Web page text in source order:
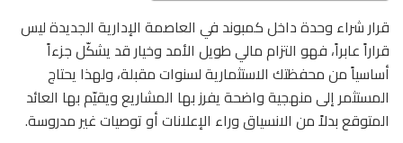
قرار شراء وحدة داخل كمبوند في العاصمة الإدارية الجديدة ليس
قراراً عابراً، فهو التزام مالي طويل الأمد وخيار قد يشكّل جزءاً
أساسياً من محفظتك الاستثمارية لسنوات مقبلة، ولهذا يحتاج
المستثمر إلى منهجية واضحة يفرز بها المشاريع ويقيّم بها العائد
المتوقع بدلاً من الانسياق وراء الإعلانات أو توصيات غير مدروسة.